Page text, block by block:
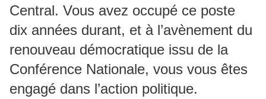
Central. Vous avez occupé ce poste
dix années durant, et à l’avènement du
renouveau démocratique issu de la
Conférence Nationale, vous vous êtes
engagé dans l’action politique.